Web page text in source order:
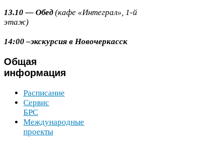
13.10— Обед (кафе «Интеграл», 1-​й
этаж)
14:00–экскурсия в Новочеркасск
Общая
информация
Расписание
Сервис
БРС
Международные
проекты